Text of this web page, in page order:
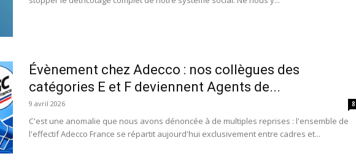
Évènement chez Adecco : nos collègues des
catégories E et F deviennent Agents de...
9 avril 2026 8
C'est une anomalie que nous avons dénoncée à de multiples reprises : l'ensemble de
l'effectif Adecco France se répartit aujourd'hui exclusivement entre cadres et...